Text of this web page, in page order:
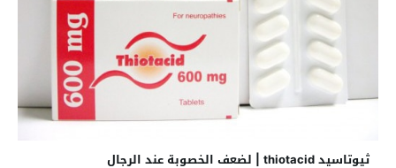
ثيوتاسيد thiotacid | لضعف الخصوبة عند الرجال